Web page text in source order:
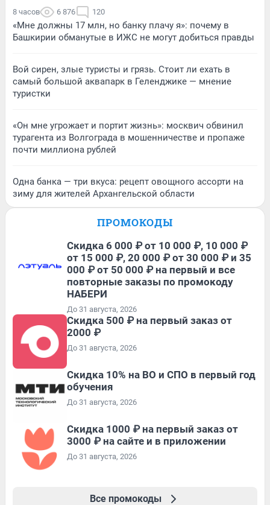
8 часов 6 876 120
«Мне должны 17 млн, но банку плачу я»: почему в
Башкирии обманутые в ИЖС не могут добиться правды
Вой сирен, злые туристы и грязь. Стоит ли ехать в
самый большой аквапарк в Геленджике — мнение
туристки
«Он мне угрожает и портит жизнь»: москвич обвинил
турагента из Волгограда в мошенничестве и пропаже
почти миллиона рублей
Одна банка — три вкуса: рецепт овощного ассорти на
зиму для жителей Архангельской области
ПРОМОКОДЫ
Скидка 6 000 ₽ от 10 000 ₽, 10 000 ₽
от 15 000 ₽, 20 000 ₽ от 30 000 ₽ и 35
000 ₽ от 50 000 ₽ на первый и все
повторные заказы по промокоду
НАБЕРИ
До 31 августа, 2026
Скидка 500 ₽ на первый заказ от
2000 ₽
До 31 августа, 2026
Скидка 10% на ВО и СПО в первый год
обучения
До 31 августа, 2026
Скидка 1000 ₽ на первый заказ от
3000 ₽ на сайте и в приложении
До 31 августа, 2026
Все промокоды